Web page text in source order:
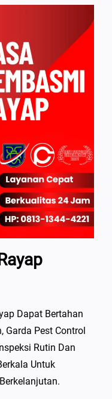
Dapat Bertahan
Garda Pest Control
Rutin Dan
Untuk